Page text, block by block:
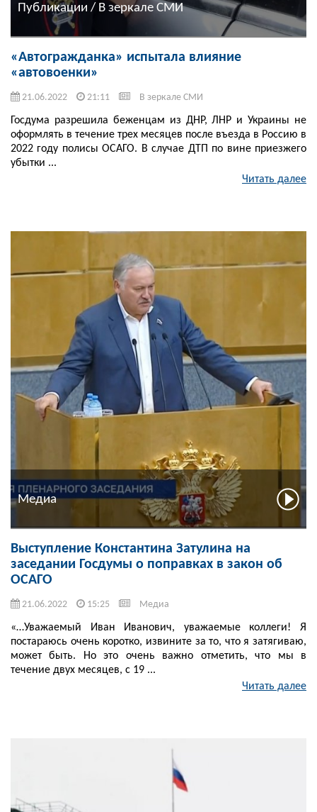
Публикации / В зеркале СМИ
«Автогражданка» испытала влияние
«автовоенки»
21.06.2022 21:11 В зеркале СМИ
Госдума разрешила беженцам из ДНР, ЛНР и Украины не
оформлять в течение трех месяцев после въезда в Россию в
2022 году полисы ОСАГО. В случае ДТП по вине приезжего
убытки ...
Читать далее
Медиа
Выступление Константина Затулина на
заседании Госдумы о поправках в закон об
ОСАГО
21.06.2022 15:25 Медиа
«…Уважаемый Иван Иванович, уважаемые коллеги! Я
постараюсь очень коротко, извините за то, что я затягиваю,
может быть. Но это очень важно отметить, что мы в
течение двух месяцев, с 19 ...
Читать далее